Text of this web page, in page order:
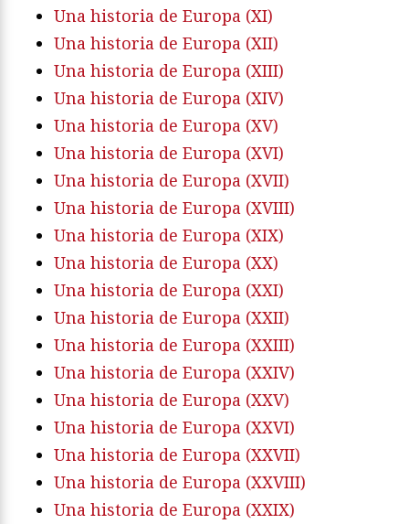
Una historia de Europa (XI)
Una historia de Europa (XII)
Una historia de Europa (XIII)
Una historia de Europa (XIV)
Una historia de Europa (XV)
Una historia de Europa (XVI)
Una historia de Europa (XVII)
Una historia de Europa (XVIII)
Una historia de Europa (XIX)
Una historia de Europa (XX)
Una historia de Europa (XXI)
Una historia de Europa (XXII)
Una historia de Europa (XXIII)
Una historia de Europa (XXIV)
Una historia de Europa (XXV)
Una historia de Europa (XXVI)
Una historia de Europa (XXVII)
Una historia de Europa (XXVIII)
Una historia de Europa (XXIX)